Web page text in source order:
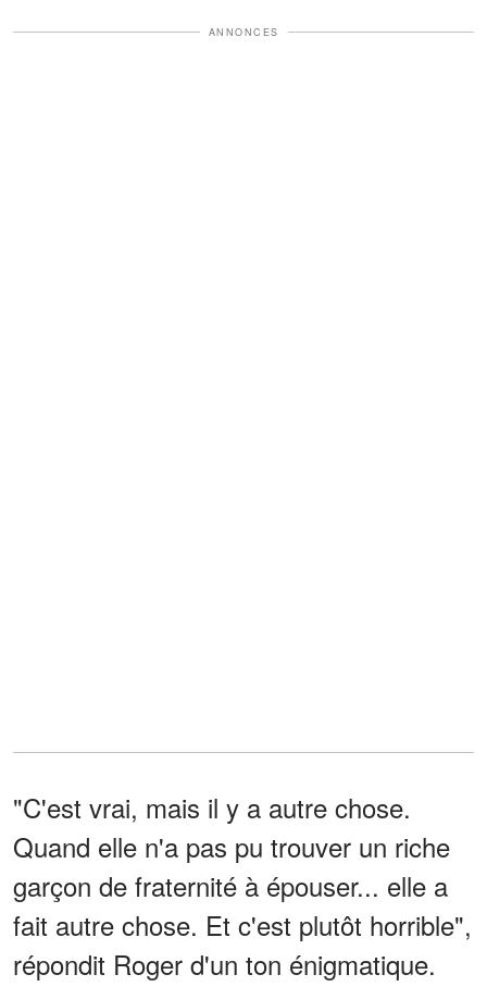
ANNONCES
"C'est vrai, mais il y a autre chose.
Quand elle n'a pas pu trouver un riche
garçon de fraternité à épouser... elle a
fait autre chose. Et c'est plutôt horrible",
répondit Roger d'un ton énigmatique.